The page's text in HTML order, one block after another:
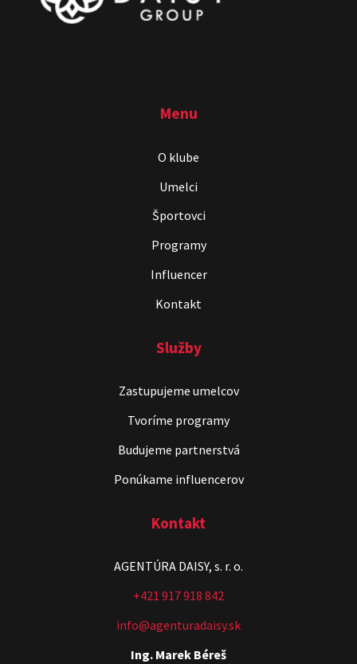
Menu
O klube
Umelci
Športovci
Programy
Influencer
Kontakt
Služby
Zastupujeme umelcov
Tvoríme programy
Budujeme partnerstvá
Ponúkame influencerov
Kontakt
AGENTÚRA DAISY, s. r. o.
+421 917 918 842
info@agenturadaisy.sk
Ing. Marek Béreš